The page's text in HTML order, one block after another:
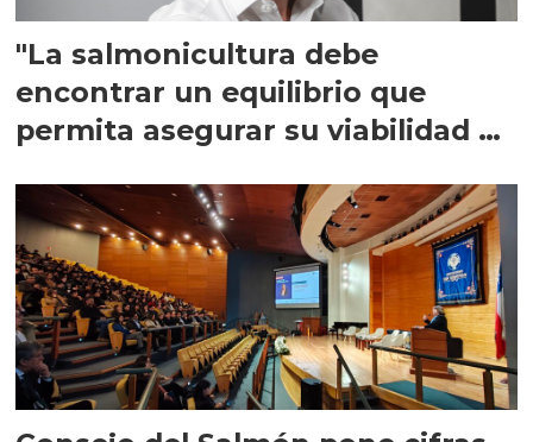
"La salmonicultura debe
encontrar un equilibrio que
permita asegurar su viabilidad de